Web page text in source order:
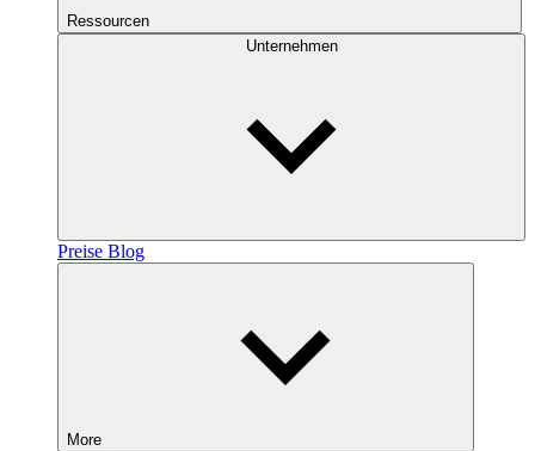
Ressourcen
Unternehmen
Preise Blog
More